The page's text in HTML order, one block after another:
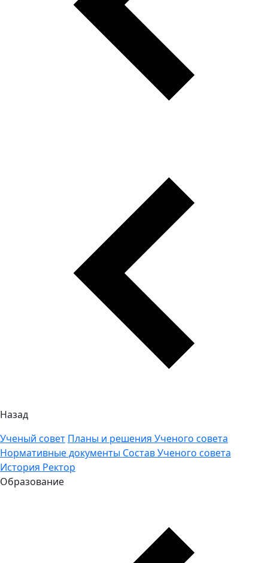
Назад
Ученый совет Планы и решения Ученого совета
Нормативные документы Состав Ученого совета
История Ректор
Образование